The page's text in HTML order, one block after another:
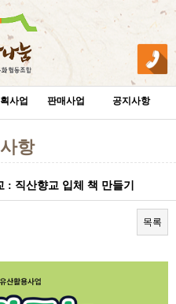
사업 판매사업 공지사항
항
: 직산향교 입체 책 만들기
목록